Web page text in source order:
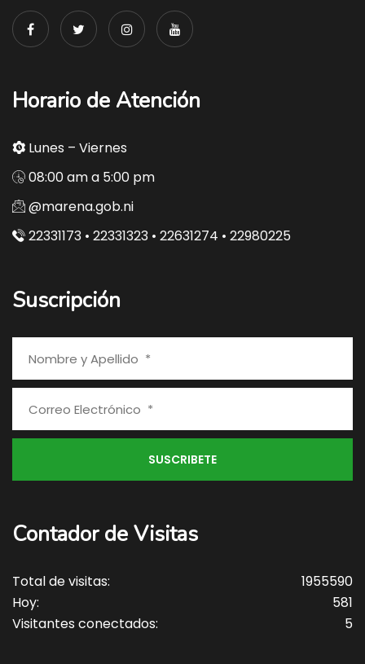
Horario de Atención
Lunes – Viernes
08:00 am a 5:00 pm
@marena.gob.ni
22331173 • 22331323 • 22631274 • 22980225
Suscripción
Contador de Visitas
1955590
Total de visitas:
581
Hoy:
5
Visitantes conectados: